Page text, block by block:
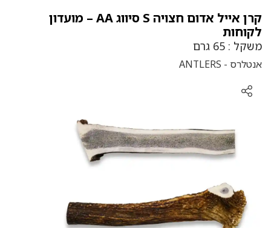
קרן אייל אדום חצויה S סיווג AA – מועדון
לקוחות
משקל : 65 גרם
אנטלרס - ANTLERS